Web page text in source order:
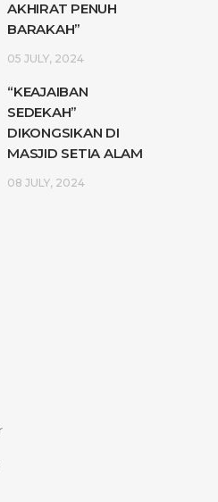
AKHIRAT PENUH
BARAKAH”
05 JULY, 2024
“KEAJAIBAN
SEDEKAH”
DIKONGSIKAN DI
MASJID SETIA ALAM
08 JULY, 2024